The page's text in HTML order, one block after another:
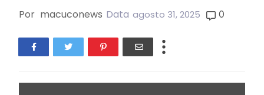
Por macuconews Data agosto 31, 2025 0